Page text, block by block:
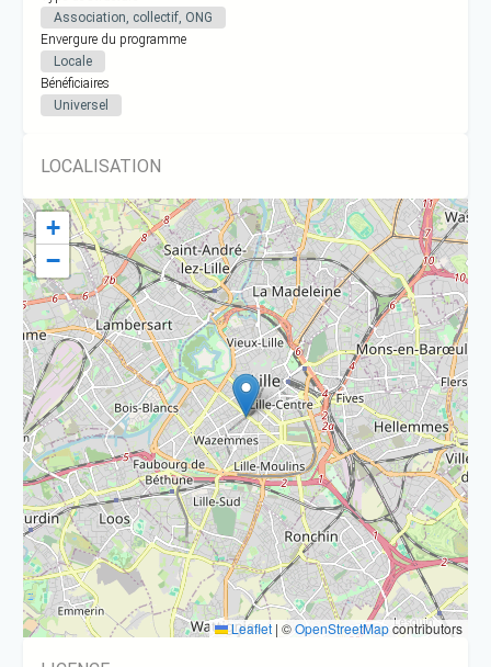
Association, collectif, ONG
Envergure du programme
Locale
Bénéficiaires
Universel
LOCALISATION
+
−
Leaflet | ©OpenStreetMapcontributors